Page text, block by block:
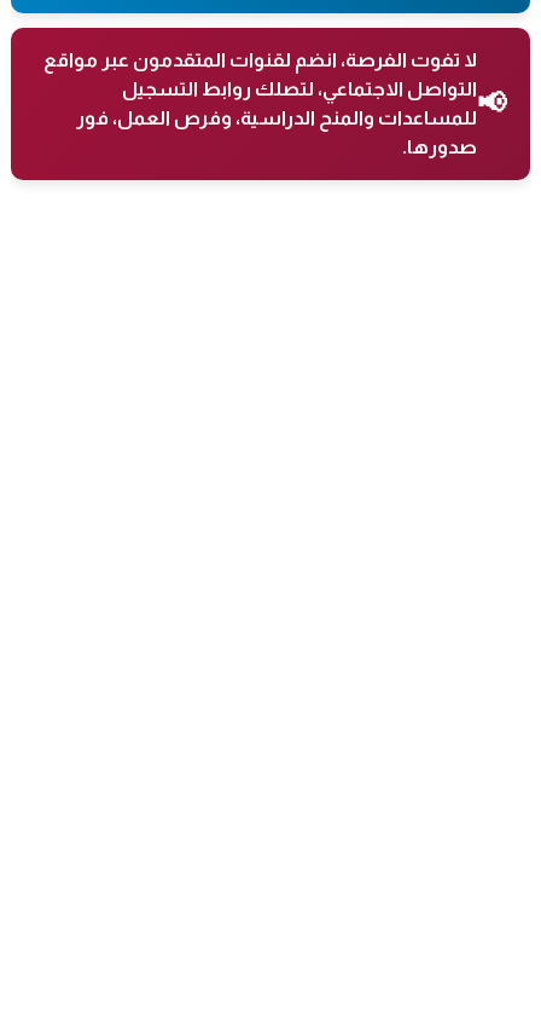
📢
لا تفوت الفرصة، انضم لقنوات المتقدمون عبر مواقع
التواصل الاجتماعي، لتصلك روابط التسجيل
للمساعدات والمنح الدراسية، وفرص العمل، فور
صدورها.